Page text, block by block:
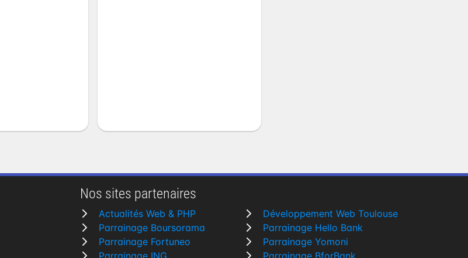
Nos sites partenaires
Actualités Web & PHP
Parrainage Boursorama
Parrainage Fortuneo
Parrainage ING
Développement Web Toulouse
Parrainage Hello Bank
Parrainage Yomoni
Parrainage BforBank